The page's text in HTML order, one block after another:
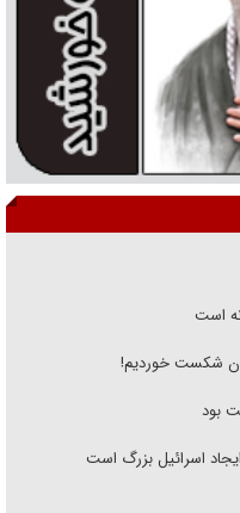
است
شکست خوردیم!
بود
اسرائیل بزرگ است